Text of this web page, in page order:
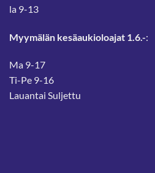
la 9-13
Myymälän kesäaukioloajat 1.6.-:
Ma 9-17
Ti-Pe 9-16
Lauantai Suljettu